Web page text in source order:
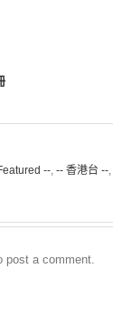
--, -- 香港台 --,
post a comment.